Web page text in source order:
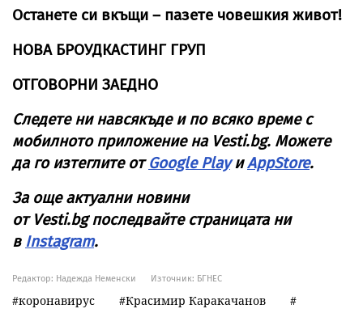
Останете си вкъщи – пазете човешкия живот!
НОВА БРОУДКАСТИНГ ГРУП
ОТГОВОРНИ ЗАЕДНО
Следете ни навсякъде и по всяко време с
мобилното приложение на Vesti.bg. Можете
да го изтеглите от Google Play и AppStore.
За още актуални новини
от Vesti.bg последвайте страницата ни
в Instagram.
Редактор: Надежда Неменски Източник: БГНЕС
коронавирус
Красимир Каракачанов